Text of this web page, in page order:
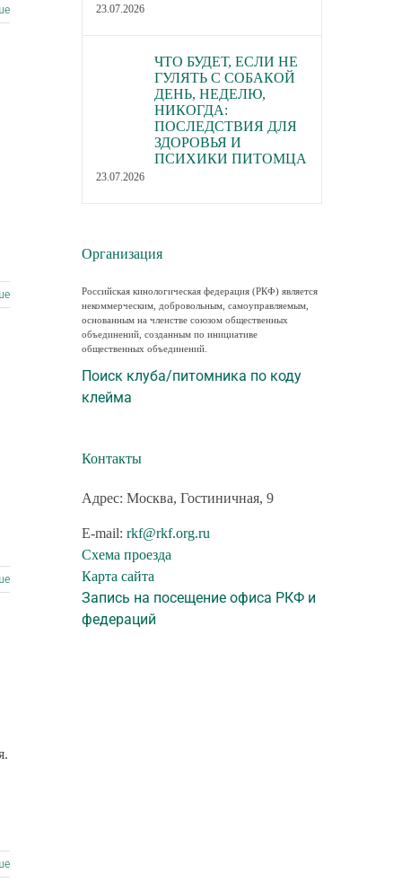
23.07.2026
ЧТО БУДЕТ, ЕСЛИ НЕ
ГУЛЯТЬ С СОБАКОЙ
ДЕНЬ, НЕДЕЛЮ,
НИКОГДА:
ПОСЛЕДСТВИЯ ДЛЯ
ЗДОРОВЬЯ И
ПСИХИКИ ПИТОМЦА
23.07.2026
Организация
Российская кинологическая федерация (РКФ) является
некоммерческим, добровольным, самоуправляемым,
основанным на членстве союзом общественных
объединений, созданным по инициативе
общественных объединений.
Поиск клуба/питомника по коду
клейма
Контакты
Адрес: Москва, Гостиничная, 9
E-mail: rkf@rkf.org.ru
Схема проезда
Карта сайта
Запись на посещение офиса РКФ и
федераций